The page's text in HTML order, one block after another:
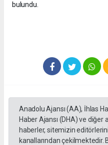
bulundu.
Anadolu Ajansı (AA), İhlas
Haber Ajansı (DHA) ve
haberler, sitemizin
kanallarından çekilmektedir.